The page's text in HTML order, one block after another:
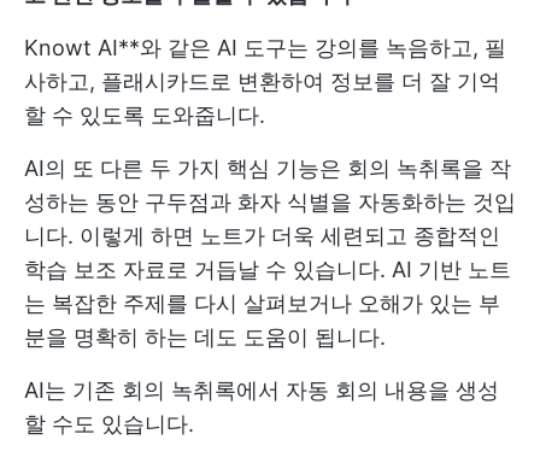
Knowt AI**와 같은 AI 도구는 강의를 녹음하고, 필
사하고, 플래시카드로 변환하여 정보를 더 잘 기억
할 수 있도록 도와줍니다.
AI의 또 다른 두 가지 핵심 기능은 회의 녹취록을 작
성하는 동안 구두점과 화자 식별을 자동화하는 것입
니다. 이렇게 하면 노트가 더욱 세련되고 종합적인
학습 보조 자료로 거듭날 수 있습니다. AI 기반 노트
는 복잡한 주제를 다시 살펴보거나 오해가 있는 부
분을 명확히 하는 데도 도움이 됩니다.
AI는 기존 회의 녹취록에서 자동 회의 내용을 생성
할 수도 있습니다.